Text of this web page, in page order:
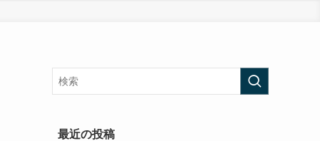
最近の投稿